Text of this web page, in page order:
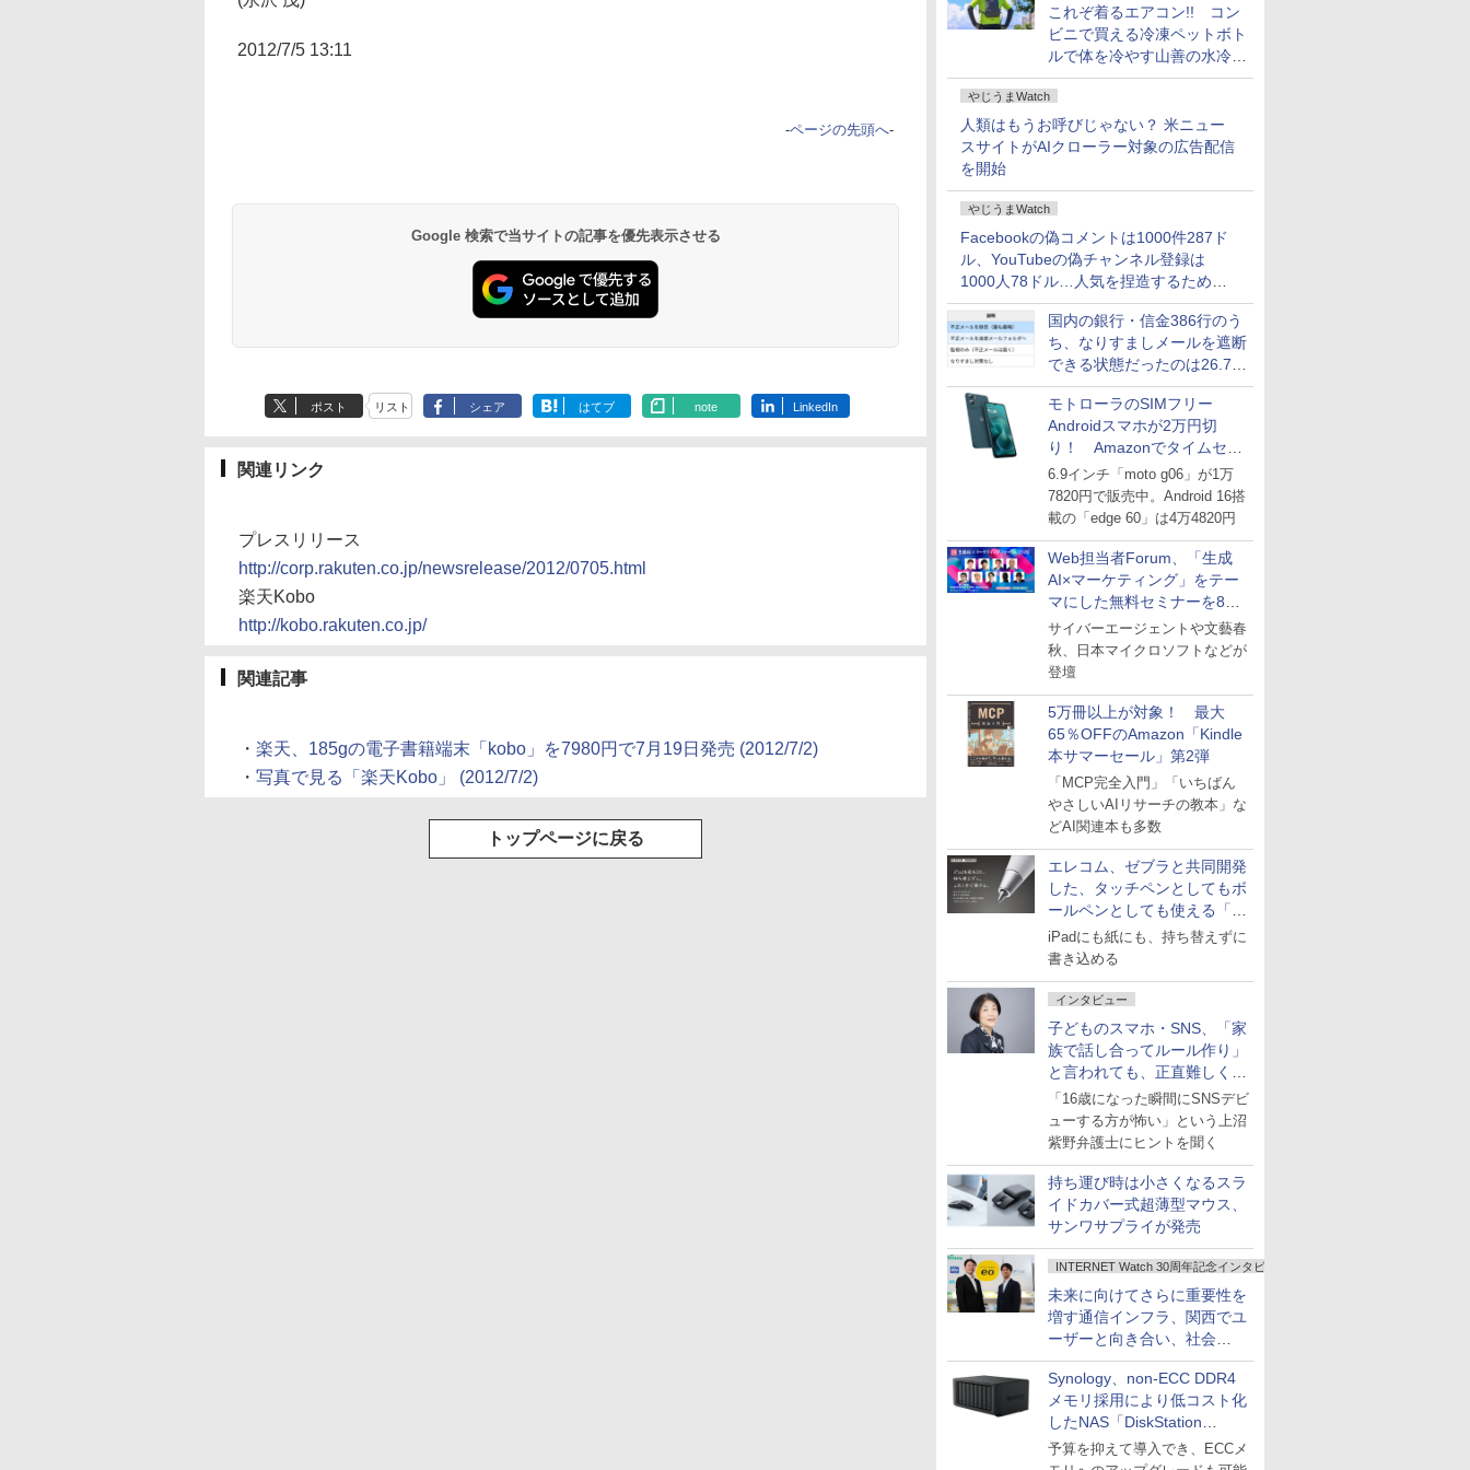
これぞ着るエアコン!! コン
ビニで買える冷凍ペットボト
ルで体を冷やす山善の水冷ベ
ストがロードバイクにちょう
どいい【ぼっち・ざ・ろー
ど！その14】
やじうまWatch
人類はもうお呼びじゃない？ 米ニュー
スサイトがAIクローラー対象の広告配信
を開始
やじうまWatch
Facebookの偽コメントは1000件287ド
ル、YouTubeの偽チャンネル登録は
1000人78ドル…人気を捏造するための
価格リストが公開中
国内の銀行・信金386行のう
ち、なりすましメールを遮断
できる状態だったのは26.7％
にとどまる～GMOブランド
セキュリティ調査
モトローラのSIMフリー
Androidスマホが2万円切
り！ Amazonでタイムセー
ル
6.9インチ「moto g06」が1万
7820円で販売中。Android 16搭
載の「edge 60」は4万4820円
Web担当者Forum、「生成
AI×マーケティング」をテー
マにした無料セミナーを8月
27日にオンライン開催
サイバーエージェントや文藝春
秋、日本マイクロソフトなどが
登壇
5万冊以上が対象！ 最大
65％OFFのAmazon「Kindle
本サマーセール」第2弾
「MCP完全入門」「いちばん
やさしいAIリサーチの教本」な
どAI関連本も多数
エレコム、ゼブラと共同開発
した、タッチペンとしてもボ
ールペンとしても使える「ス
タイラスツーウェイ」発売
iPadにも紙にも、持ち替えずに
書き込める
インタビュー
子どものスマホ・SNS、「家
族で話し合ってルール作り」
と言われても、正直難しくな
いですか？
「16歳になった瞬間にSNSデビ
ューする方が怖い」という上沼
紫野弁護士にヒントを聞く
持ち運び時は小さくなるスラ
イドカバー式超薄型マウス、
サンワサプライが発売
INTERNET Watch 30周年記念インタビュー
未来に向けてさらに重要性を
増す通信インフラ、関西でユ
ーザーと向き合い、社会
の“あたらしい”を起動し続け
る～オプテージ
Synology、non-ECC DDR4
メモリ採用により低コスト化
したNAS「DiskStation
neo+」シリーズ
予算を抑えて導入でき、ECCメ
2012/7/5 13:11
-ページの先頭へ-
Google 検索で当サイトの記事を優先表示させる
ポスト リスト シェア はてブ note LinkedIn
関連リンク
プレスリリース
http://corp.rakuten.co.jp/newsrelease/2012/0705.html
楽天Kobo
http://kobo.rakuten.co.jp/
関連記事
・ 楽天、185gの電子書籍端末「kobo」を7980円で7月19日発売 (2012/7/2)
・ 写真で見る「楽天Kobo」 (2012/7/2)
トップページに戻る